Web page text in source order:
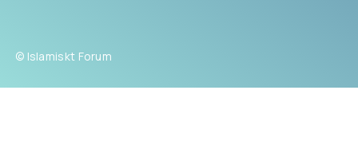
© Islamiskt Forum